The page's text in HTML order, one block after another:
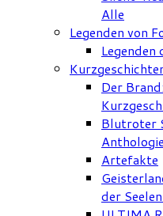
Alle
Legenden von
Legenden
Der
Blutroter
Anthologie
Artefakte
der